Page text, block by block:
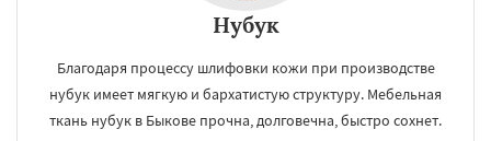
Фосфоритный
Шаховская
Нубук
Благодаря процессу шлифовки кожи при производстве
нубук имеет мягкую и бархатистую структуру. Мебельная
ткань нубук в Быкове прочна, долговечна, быстро сохнет.